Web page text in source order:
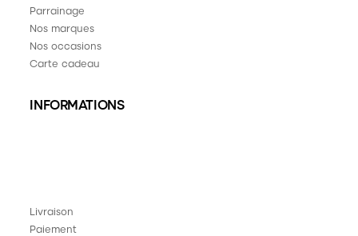
Parrainage
Nos marques
Nos occasions
Carte cadeau
INFORMATIONS
Livraison
Paiement